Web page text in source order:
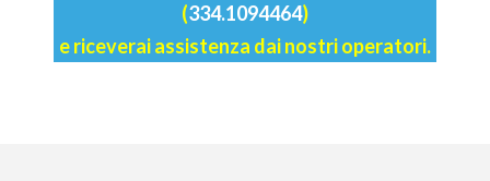
(334.1094464)
e riceverai assistenza dai nostri operatori.